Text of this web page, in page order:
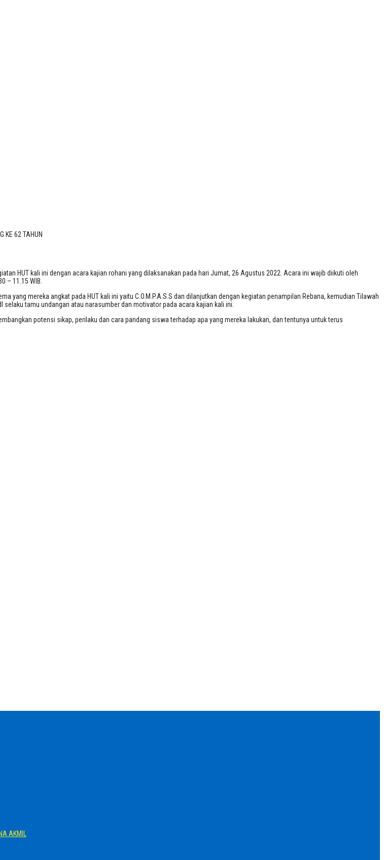
KE 62 TAHUN
HUT kali ini dengan acara kajian rohani yang dilaksanakan pada hari Jumat, 26 Agustus 2022. Acara ini wajib diikuti oleh
– 11.15 WIB.
yang mereka angkat pada HUT kali ini yaitu C.O.M.P.A.S.S dan dilanjutkan dengan kegiatan penampilan Rebana, kemudian Tilawah
selaku tamu undangan atau narasumber dan motivator pada acara kajian kali ini.
potensi sikap, perilaku dan cara pandang siswa terhadap apa yang mereka lakukan, dan tentunya untuk terus
AKMIL